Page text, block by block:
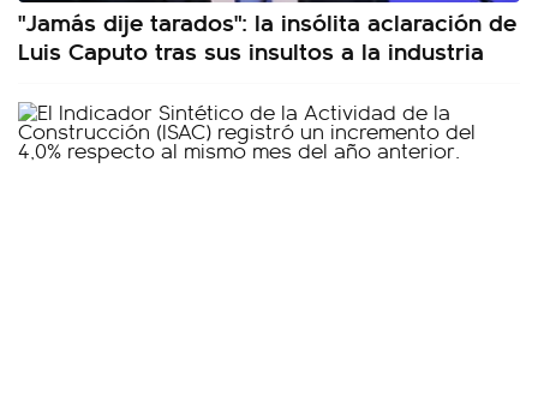
"Jamás dije tarados": la insólita aclaración de
Luis Caputo tras sus insultos a la industria